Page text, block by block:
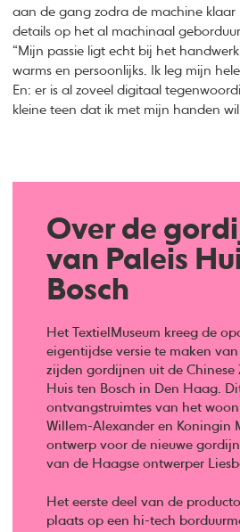
aan de gang zodra de machine klaar
details op het al machinaal
“Mijn passie ligt echt bij het
warms en persoonlijks. Ik leg mijn
En: er is al zoveel digitaal
kleine teen dat ik met mijn handen wil
Over de
van Paleis
Bosch
Het TextielMuseum kreeg de
eigentijdse versie te maken van
zijden gordijnen uit de Chinese
Huis ten Bosch in Den Haag.
ontvangstruimtes van het
Willem-Alexander en Koningin
ontwerp voor de nieuwe
van de Haagse ontwerper
Het eerste deel van de
plaats op een hi-tech